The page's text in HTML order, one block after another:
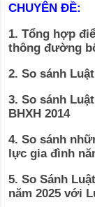
CHUYÊN ĐỀ:
1. Tổng hợp
thông đường
2. So sánh
3. So sánh
BHXH 2014
4. So sánh
lực gia đình
5. So Sánh
năm 2025 với